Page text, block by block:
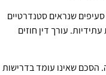
סעיפים שנראים סטנדרטיים
עורך דין חוזים
הסכם שאינו עומד בדרישות